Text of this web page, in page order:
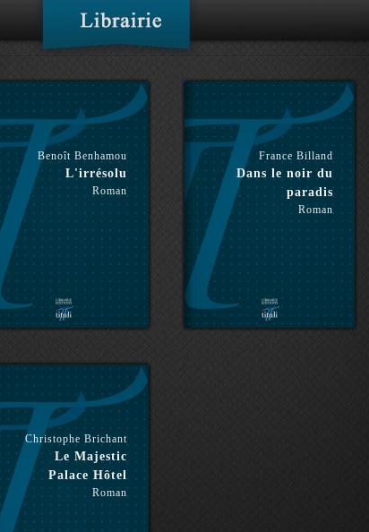
Benoît Benhamou
L'irrésolu
Roman
France Billand
Dans le noir du
paradis
Roman
Christophe Brichant
Le Majestic
Palace Hôtel
Roman